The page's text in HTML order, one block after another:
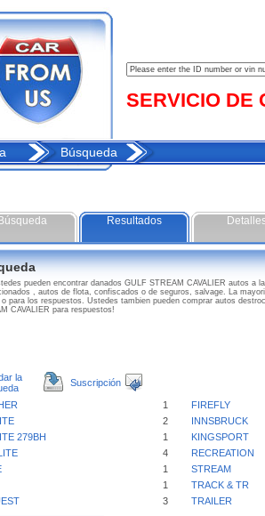
SERVICIO DE
Búsqueda
Búsqueda Resultados
pueden encontrar danados GULF STREAM CAVALIER autos
, autos de flota, confiscados o de seguros, salvage. La
o para los respuestos. Ustedes tambien pueden comprar autos
CAVALIER para respuestos!
la
Suscripción
1
FIREFLY
2
INNSBRUCK
279BH
1
KINGSPORT
4
RECREATION
1
STREAM
1
TRACK & TR
3 TRAILER